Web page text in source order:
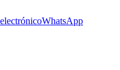
WhatsApp